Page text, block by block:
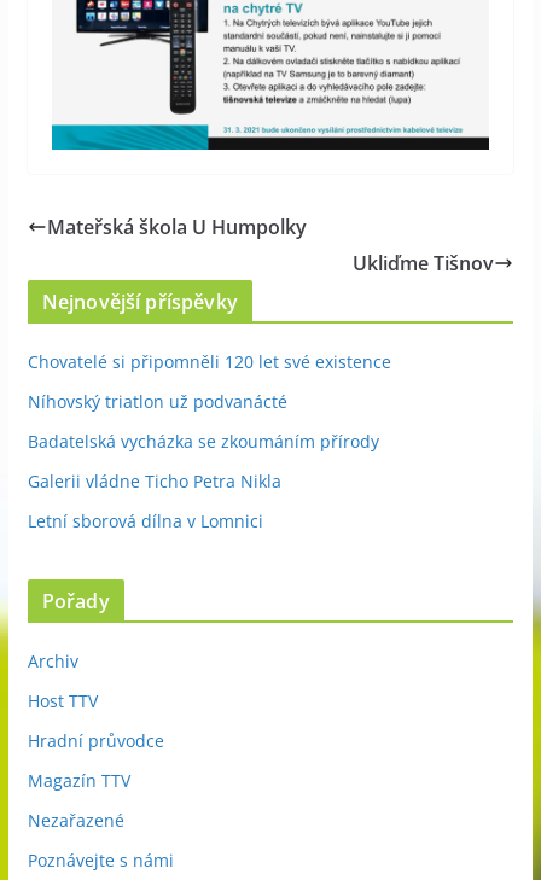
Mateřská škola U Humpolky
Ukliďme Tišnov
Nejnovější příspěvky
Chovatelé si připomněli 120 let své existence
Níhovský triatlon už podvanácté
Badatelská vycházka se zkoumáním přírody
Galerii vládne Ticho Petra Nikla
Letní sborová dílna v Lomnici
Pořady
Archiv
Host TTV
Hradní průvodce
Magazín TTV
Nezařazené
Poznávejte s námi